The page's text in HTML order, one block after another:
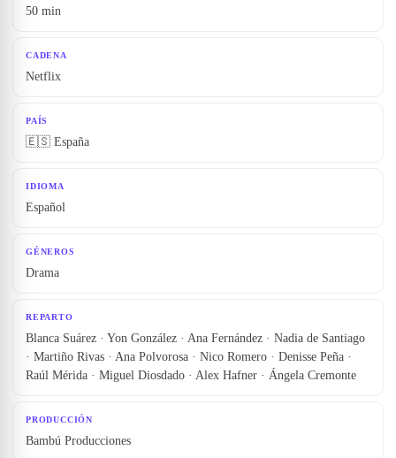
50 min
CADENA
Netflix
PAÍS
🇪🇸 España
IDIOMA
Español
GÉNEROS
Drama
REPARTO
Blanca Suárez · Yon González · Ana Fernández · Nadia de Santiago
· Martiño Rivas · Ana Polvorosa · Nico Romero · Denisse Peña ·
Raúl Mérida · Miguel Diosdado · Alex Hafner · Ángela Cremonte
PRODUCCIÓN
Bambú Producciones